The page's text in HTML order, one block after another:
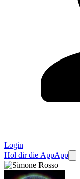
Login
Hol dir die AppApp